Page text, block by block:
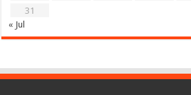
31
« Jul